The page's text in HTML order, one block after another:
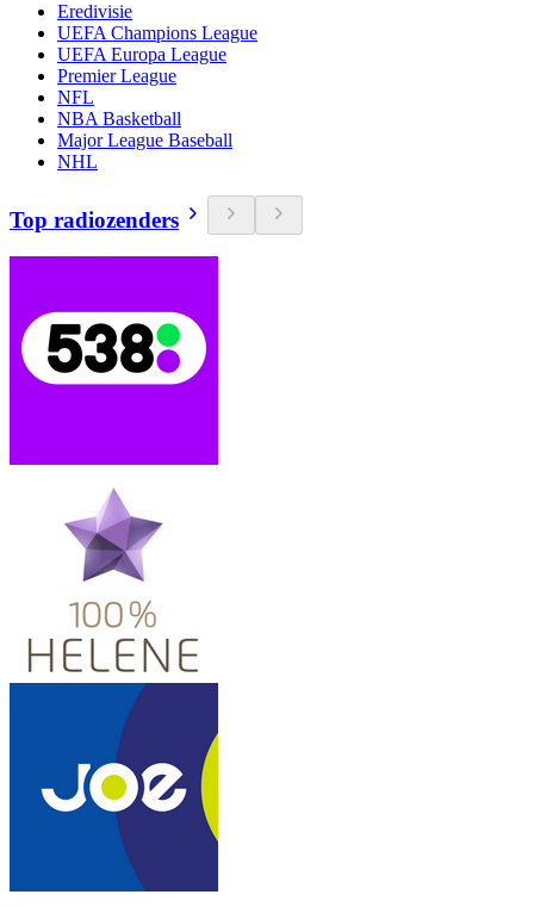
Eredivisie
UEFA Champions League
UEFA Europa League
Premier League
NFL
NBA Basketball
Major League Baseball
NHL
Top radiozenders